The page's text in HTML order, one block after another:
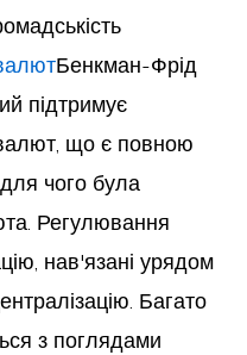
Бенкман-Фрід
підтримує
що є повною
чого була
Регулювання
нав'язані урядом
Багато
з поглядами